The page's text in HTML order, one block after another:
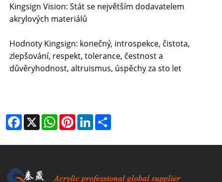
Kingsign Vision: Stát se největším dodavatelem
akrylových materiálů
Hodnoty Kingsign: konečný, introspekce, čistota,
zlepšování, respekt, tolerance, čestnost a
důvěryhodnost, altruismus, úspěchy za sto let
Facebook
X WhatsAppPinterestLinkedIn